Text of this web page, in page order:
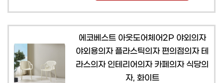
에코베스트 아웃도어체어2P 야외의자
야외용의자 플라스틱의자 편의점의자 테
라스의자 인테리어의자 카페의자 식당의
자, 화이트